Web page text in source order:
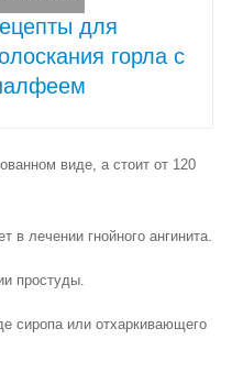
для
горла с
виде, а стоит от 120
в лечении гнойного ангинита.
простуды.
сиропа или отхаркивающего